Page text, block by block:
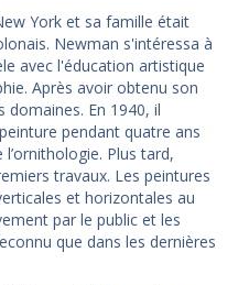
York et sa famille était
Newman s'intéressa à
avec l'éducation artistique
Après avoir obtenu son
domaines. En 1940, il
pendant quatre ans
Plus tard,
travaux. Les peintures
et horizontales au
par le public et les
que dans les dernières